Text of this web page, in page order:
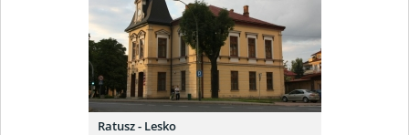
Ratusz - Lesko